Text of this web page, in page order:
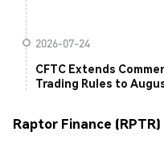
2026-07-24
CFTC Extends
Trading Rules to
Raptor Finance